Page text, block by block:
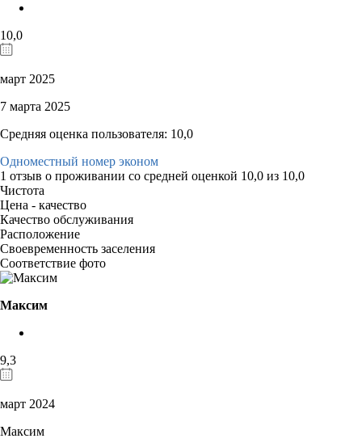
10,0
март 2025
7 марта 2025
Средняя оценка пользователя: 10,0
Одноместный номер эконом
1 отзыв о проживании со средней оценкой 10,0 из 10,0
Чистота
Цена - качество
Качество обслуживания
Расположение
Своевременность заселения
Соответствие фото
Максим
9,3
март 2024
Максим